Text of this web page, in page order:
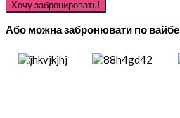
Або можна забронювати по